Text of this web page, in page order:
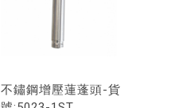
不鏽鋼增壓蓮蓬頭-貨